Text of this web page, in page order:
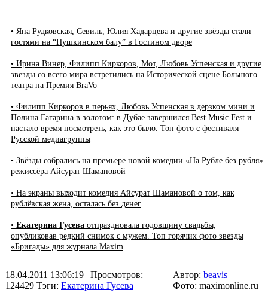
• Яна Рудковская, Севиль, Юлия Хадарцева и другие звёзды стали
гостями на “Пушкинском балу” в Гостином дворе
• Ирина Винер, Филипп Киркоров, Мот, Любовь Успенская и другие
звезды со всего мира встретились на Исторической сцене Большого
театра на Премия BraVo
• Филипп Киркоров в перьях, Любовь Успенская в дерзком мини и
Полина Гагарина в золотом: в Дубае завершился Best Music Fest и
настало время посмотреть, как это было. Топ фото с фестиваля
Русской медиагруппы
• Звёзды собрались на премьере новой комедии «На Рубле без рубля»
режиссёра Айсурат Шамановой
• На экраны выходит комедия Айсурат Шамановой о том, как
рублёвская жена, осталась без денег
• Екатерина Гусева отпраздновала годовщину свадьбы,
опубликовав редкий снимок с мужем. Топ горячих фото звезды
«Бригады» для журнала Maxim
18.04.2011 13:06:19 | Просмотров:
124429 Тэги: Екатерина Гусева
Автор: beavis
Фото: maximonline.ru